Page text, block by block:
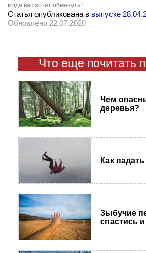
когда вас хотят обмануть?
Статья опубликована в выпуске
Обновлено 22.07.2020
Что еще почитать
Чем
деревья?
Как
Зыбучие
спастись